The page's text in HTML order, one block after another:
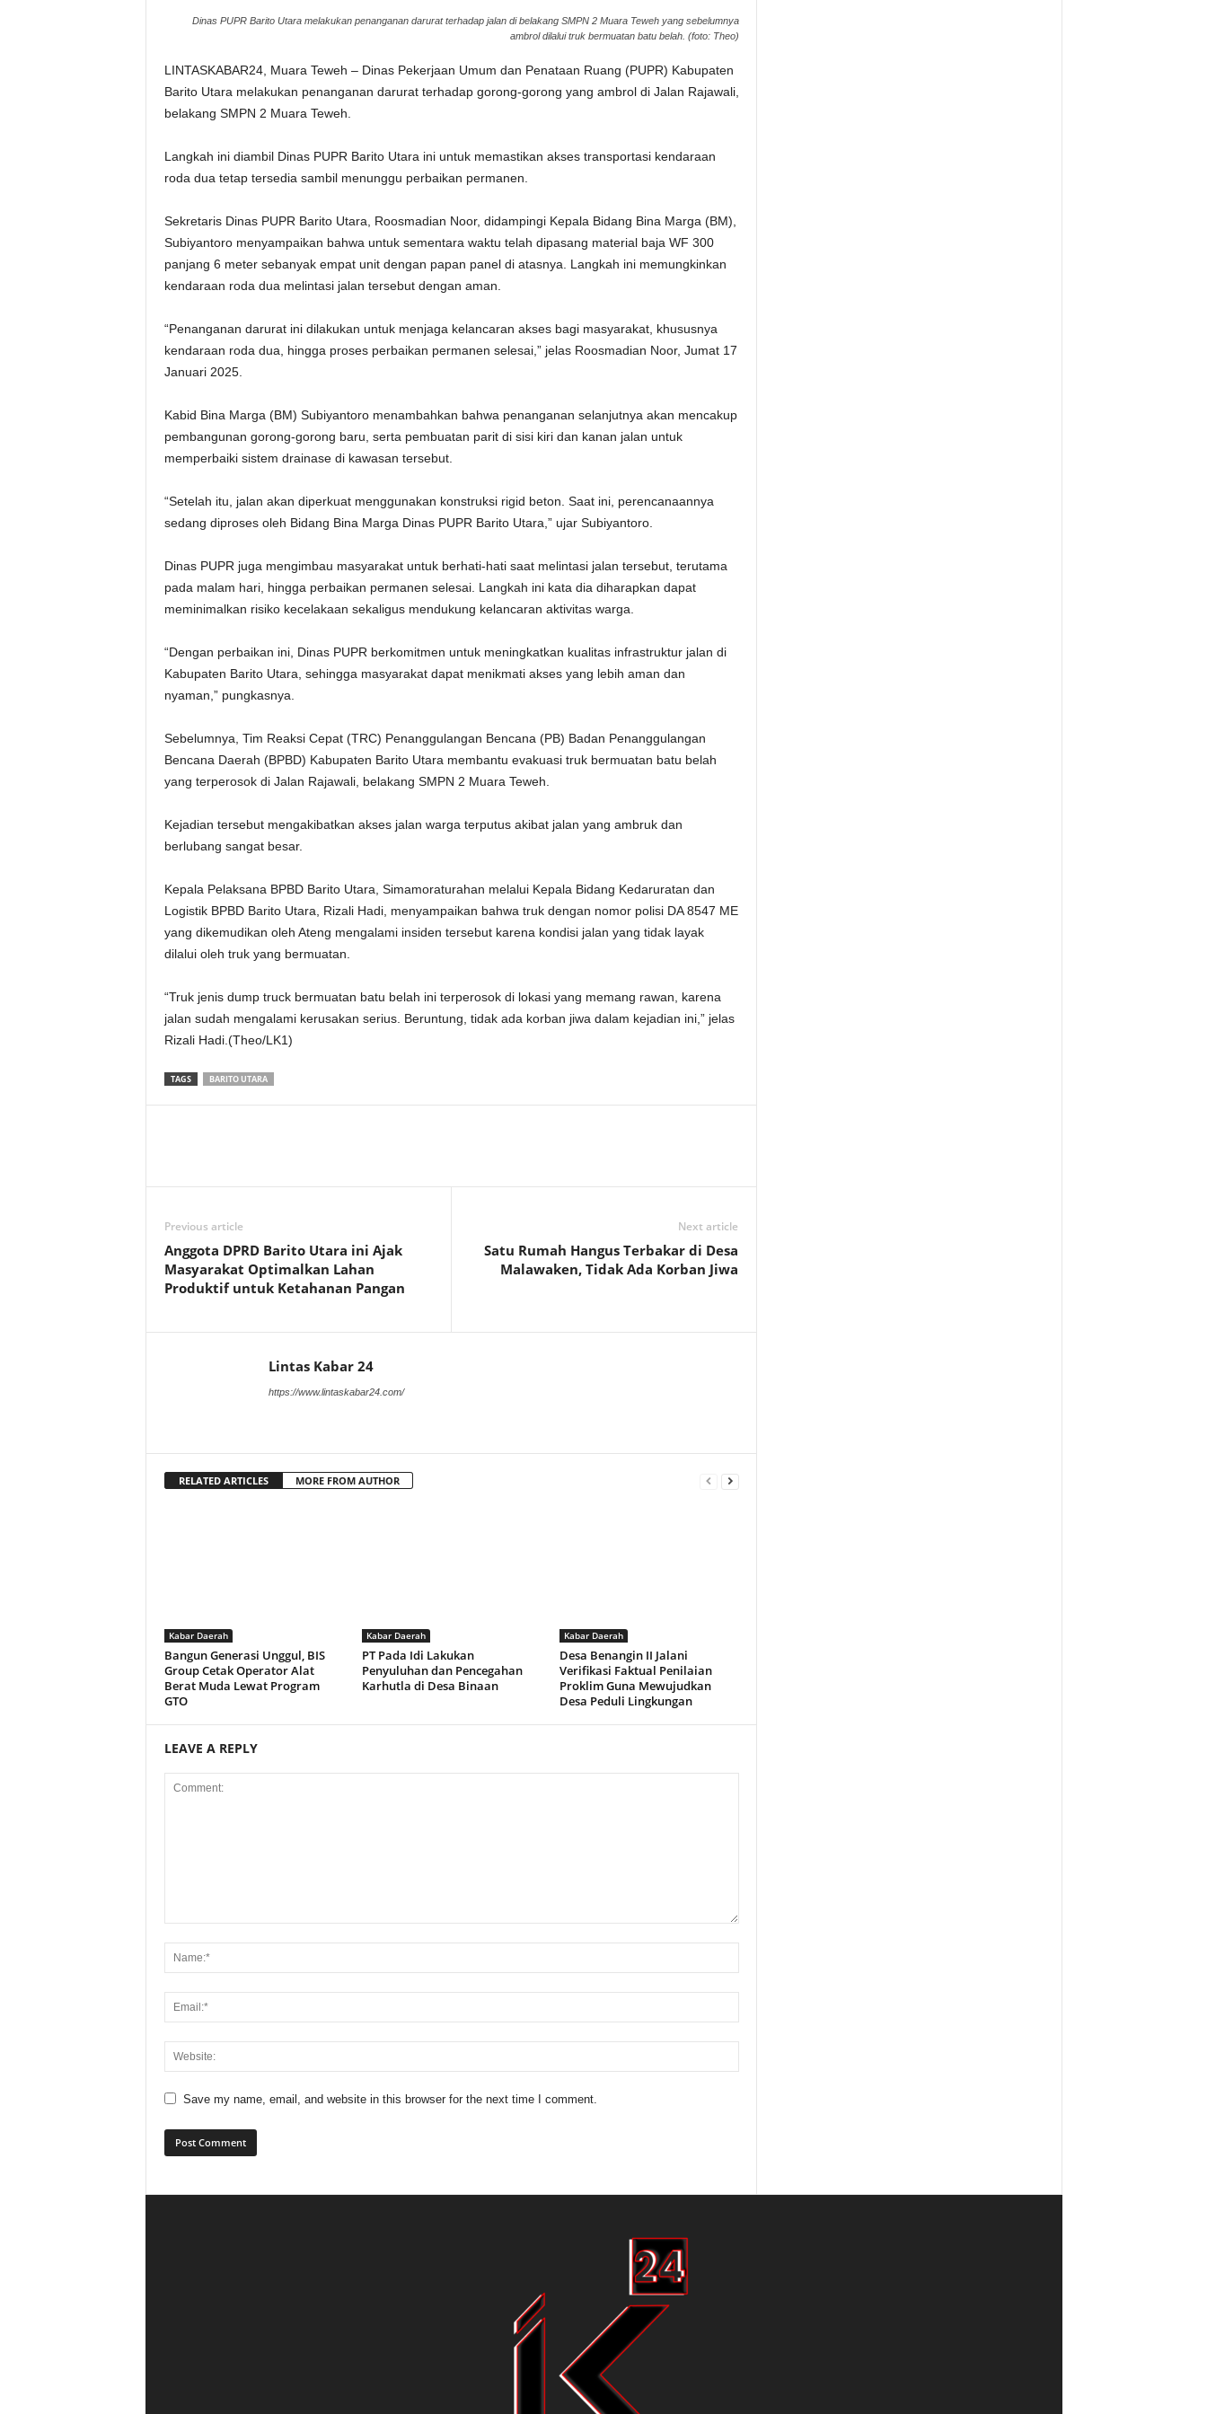
Dinas PUPR Barito Utara melakukan penanganan darurat terhadap jalan di belakang SMPN 2 Muara Teweh yang sebelumnya
ambrol dilalui truk bermuatan batu belah. (foto: Theo)
LINTASKABAR24, Muara Teweh – Dinas Pekerjaan Umum dan Penataan Ruang (PUPR) Kabupaten
Barito Utara melakukan penanganan darurat terhadap gorong-gorong yang ambrol di Jalan Rajawali,
belakang SMPN 2 Muara Teweh.
Langkah ini diambil Dinas PUPR Barito Utara ini untuk memastikan akses transportasi kendaraan
roda dua tetap tersedia sambil menunggu perbaikan permanen.
Sekretaris Dinas PUPR Barito Utara, Roosmadian Noor, didampingi Kepala Bidang Bina Marga (BM),
Subiyantoro menyampaikan bahwa untuk sementara waktu telah dipasang material baja WF 300
panjang 6 meter sebanyak empat unit dengan papan panel di atasnya. Langkah ini memungkinkan
kendaraan roda dua melintasi jalan tersebut dengan aman.
“Penanganan darurat ini dilakukan untuk menjaga kelancaran akses bagi masyarakat, khususnya
kendaraan roda dua, hingga proses perbaikan permanen selesai,” jelas Roosmadian Noor, Jumat 17
Januari 2025.
Kabid Bina Marga (BM) Subiyantoro menambahkan bahwa penanganan selanjutnya akan mencakup
pembangunan gorong-gorong baru, serta pembuatan parit di sisi kiri dan kanan jalan untuk
memperbaiki sistem drainase di kawasan tersebut.
“Setelah itu, jalan akan diperkuat menggunakan konstruksi rigid beton. Saat ini, perencanaannya
sedang diproses oleh Bidang Bina Marga Dinas PUPR Barito Utara,” ujar Subiyantoro.
Dinas PUPR juga mengimbau masyarakat untuk berhati-hati saat melintasi jalan tersebut, terutama
pada malam hari, hingga perbaikan permanen selesai. Langkah ini kata dia diharapkan dapat
meminimalkan risiko kecelakaan sekaligus mendukung kelancaran aktivitas warga.
“Dengan perbaikan ini, Dinas PUPR berkomitmen untuk meningkatkan kualitas infrastruktur jalan di
Kabupaten Barito Utara, sehingga masyarakat dapat menikmati akses yang lebih aman dan
nyaman,” pungkasnya.
Sebelumnya, Tim Reaksi Cepat (TRC) Penanggulangan Bencana (PB) Badan Penanggulangan
Bencana Daerah (BPBD) Kabupaten Barito Utara membantu evakuasi truk bermuatan batu belah
yang terperosok di Jalan Rajawali, belakang SMPN 2 Muara Teweh.
Kejadian tersebut mengakibatkan akses jalan warga terputus akibat jalan yang ambruk dan
berlubang sangat besar.
Kepala Pelaksana BPBD Barito Utara, Simamoraturahan melalui Kepala Bidang Kedaruratan dan
Logistik BPBD Barito Utara, Rizali Hadi, menyampaikan bahwa truk dengan nomor polisi DA 8547 ME
yang dikemudikan oleh Ateng mengalami insiden tersebut karena kondisi jalan yang tidak layak
dilalui oleh truk yang bermuatan.
“Truk jenis dump truck bermuatan batu belah ini terperosok di lokasi yang memang rawan, karena
jalan sudah mengalami kerusakan serius. Beruntung, tidak ada korban jiwa dalam kejadian ini,” jelas
Rizali Hadi.(Theo/LK1)
TAGS BARITO UTARA
Previous article
Anggota DPRD Barito Utara ini Ajak
Masyarakat Optimalkan Lahan
Produktif untuk Ketahanan Pangan
Next article
Satu Rumah Hangus Terbakar di Desa
Malawaken, Tidak Ada Korban Jiwa
Lintas Kabar 24
https://www.lintaskabar24.com/
RELATED ARTICLES MORE FROM AUTHOR
Kabar Daerah
Bangun Generasi Unggul, BIS
Group Cetak Operator Alat
Berat Muda Lewat Program
GTO
Kabar Daerah
PT Pada Idi Lakukan
Penyuluhan dan Pencegahan
Karhutla di Desa Binaan
Kabar Daerah
Desa Benangin II Jalani
Verifikasi Faktual Penilaian
Proklim Guna Mewujudkan
Desa Peduli Lingkungan
LEAVE A REPLY
Save my name, email, and website in this browser for the next time I comment.